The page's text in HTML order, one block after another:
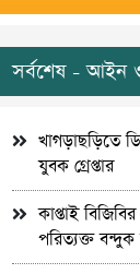
সর্বশেষ - আইন
খাগড়াছড়িতে
যুবক গ্রেপ্তার
কাপ্তাই
পরিত্যক্ত বন্দুক